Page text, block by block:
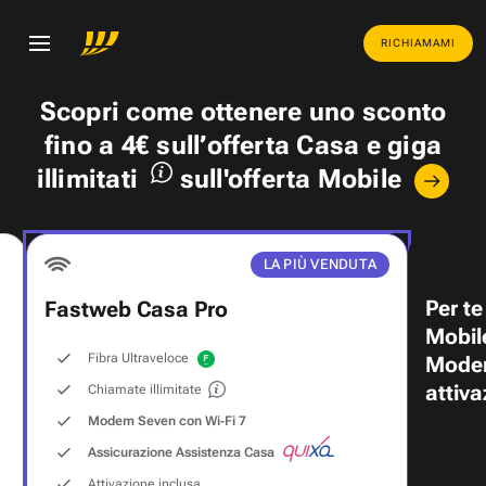
RICHIAMAMI
Scopri come ottenere uno sconto
fino a 4€ sull’offerta Casa egiga
illimitati
sull'offerta Mobile
LA PIÙ VENDUTA
Fastweb Casa Pro
Fibra Ultraveloce
Chiamate illimitate
Modem Seven con Wi‑Fi 7
Assicurazione Assistenza Casa
Per